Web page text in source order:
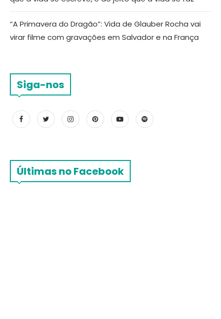
“A Primavera do Dragão”: Vida de Glauber Rocha vai
virar filme com gravações em Salvador e na França
Siga-nos
Últimas no Facebook